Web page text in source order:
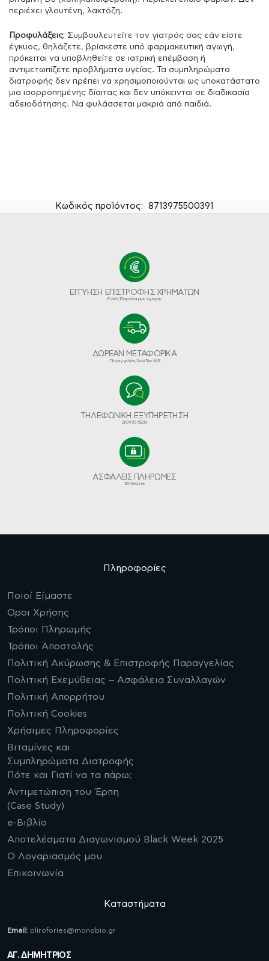
περιέχει γλουτένη, λακτόζη.
Προφυλάξεις: Συμβουλευτείτε τον γιατρός σας εάν είστε
έγκυος, θηλάζετε, βρίσκεστε υπό φαρμακευτική αγωγή,
πρόκειται να υποβληθείτε σε ιατρική επέμβαση ή
αντιμετωπίζετε προβλήματα υγείας. Τα συμπληρώματα
διατροφής δεν πρέπει να χρησιμοποιούνται ως υποκατάστατο
μια ισορροπημένης δίαιτας και δεν υπόκεινται σε διαδικασία
αδειοδότησης. Να φυλάσσεται μακριά από παιδιά.
Κωδικός προϊόντος: 8713975500391
ΕΓΓΥΗΣΗ ΕΠΙΣΤΡΟΦΗΣ ΧΡΗΜΑΤΩΝ
Εντός 10 εργάσιμων ημερών
ΔΩΡΕΑΝ ΜΕΤΑΦΟΡΙΚΑ
Παραγγελίες Άνω Των €49
ΤΗΛΕΦΩΝΙΚΗ ΕΞΥΠΗΡΕΤΗΣΗ
210-970-5200
ΑΣΦΑΛΕΙΣ ΠΛΗΡΩΜΕΣ
3D Secure
Πληροφορίες
Ποιοί Είμαστε
Οροι Χρήσης
Τρόποι Πληρωμής
Τρόποι Αποστολής
Πολιτική Ακύρωσης & Επιστροφής Παραγγελίας
Πολιτική Εχεμύθειας – Ασφάλεια Συναλλαγών
Πολιτική Απορρήτου
Πολιτική Cookies
Χρήσιμες Πληροφορίες
Βιταμίνες και
Συμπληρώματα Διατροφής
Πότε και Γιατί να τα πάρω;
Αντιμετώπιση του Έρπη
(Case Study)
e-Βιβλίο
Αποτελέσματα Διαγωνισμού Black Week 2025
Ο Λογαριασμός μου
Επικοινωνία
Καταστήματα
Email: plirofories@monobio.gr
ΑΓ. ΔΗΜΗΤΡΙΟΣ